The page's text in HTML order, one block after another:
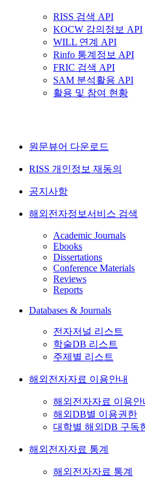
RISS 검색 API
KOCW 강의정보 API
WILL 연계 API
Rinfo 통계정보 API
FRIC 검색 API
SAM 분석활용 API
활용 및 참여 현황
원문뷰어 다운로드
RISS 개인정보 재동의
공지사항
해외전자정보서비스 검색
Academic Journals
Ebooks
Dissertations
Conference Materials
Reviews
Reports
Databases & Journals
전자저널 리스트
학술DB 리스트
주제별 리스트
해외전자자료 이용안내
해외전자자료 이용안
해외DB별 이용권한
대학별 해외DB 구독
해외전자자료 통계
해외전자자료 통계